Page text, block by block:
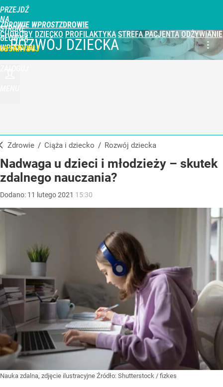
PRZEJDŹ
NA
STRONĘ
GŁÓWNĄ
WPROST.PL
ZDROWIE WPROST
CHOROBY DZIECKO PROFILAKTYKA STREFA PACJENTA ODŻYWIANIE
ROZWÓJ DZIECKA
Zdrowie / Ciąża i dziecko / Rozwój dziecka
Nadwaga u dzieci i młodzieży – skutek
zdalnego nauczania?
Dodano: 11 lutego2021 15:30
Nauka zdalna, zdjęcie ilustracyjne Źródło: Shutterstock / fizkes